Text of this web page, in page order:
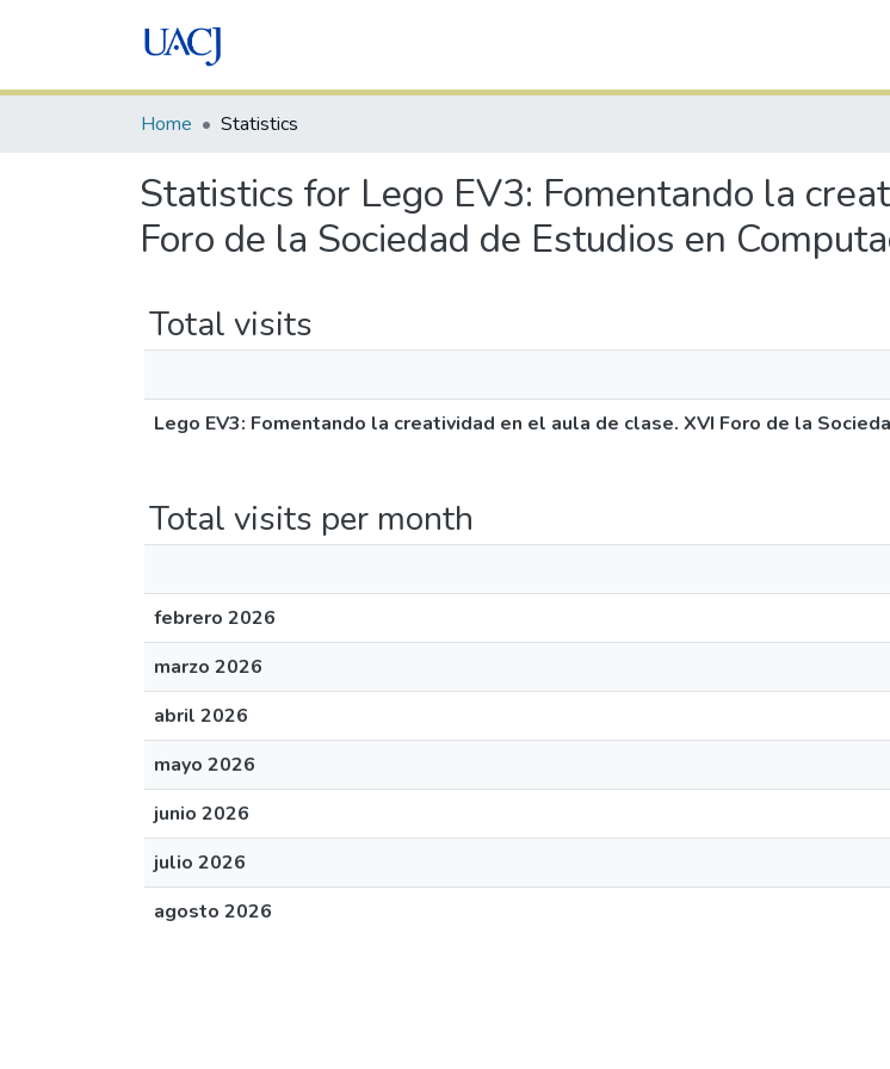
Home Statistics
Statistics for Lego EV3: Fomentando la
Foro de la Sociedad de Estudios en
Total visits
Lego EV3: Fomentando la creatividad en el aula de clase. XVI Foro de la
Total visits per month
febrero 2026
marzo 2026
abril 2026
mayo 2026
junio 2026
julio 2026
agosto 2026